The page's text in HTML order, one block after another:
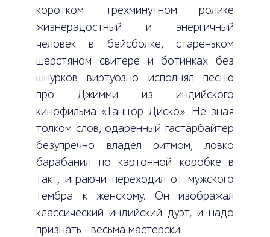
коротком трехминутном ролике
жизнерадостный и энергичный
человек в бейсболке, стареньком
шерстяном свитере и ботинках без
шнурков виртуозно исполнял песню
про Джимми из индийского
кинофильма «Танцор Диско». Не зная
толком слов, одаренный гастарбайтер
безупречно владел ритмом, ловко
барабанил по картонной коробке в
такт, играючи переходил от мужского
тембра к женскому. Он изображал
классический индийский дуэт, и надо
признать – весьма мастерски.